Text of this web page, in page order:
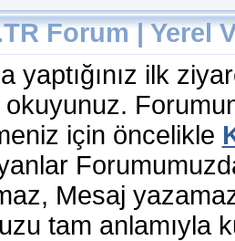
Forum | Yerel
yaptığınız ilk
için öncelikle
Mesaj
tam anlamıyla